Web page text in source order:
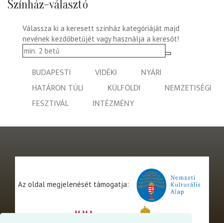
Színház-választó
Válassza ki a keresett színház kategóriáját majd
nevének kezdőbetűjét vagy használja a keresőt!
BUDAPESTI VIDÉKI
NYÁRI
HATÁRON TÚLI
KÜLFÖLDI
NEMZETISÉGI
FESZTIVÁL
INTÉZMÉNY
Az oldal megjelenését támogatja: